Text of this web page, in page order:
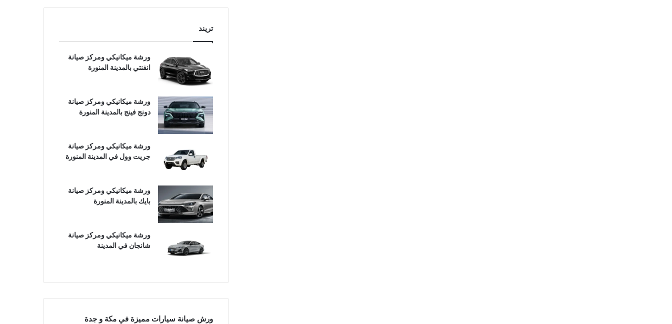
تريند
ورشة ميكانيكي ومركز صيانة
انفنتي بالمدينة المنورة
ورشة ميكانيكي ومركز صيانة
دونج فينج بالمدينة المنورة
ورشة ميكانيكي ومركز صيانة
جريت وول في المدينة المنورة
ورشة ميكانيكي ومركز صيانة
بايك بالمدينة المنورة
ورشة ميكانيكي ومركز صيانة
شانجان في المدينة
ورش صيانة سيارات مميزة في مكة و جدة